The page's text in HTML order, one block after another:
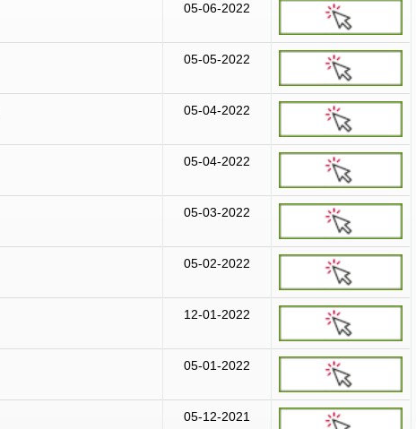
05-06-2022
05-05-2022
05-04-2022
05-04-2022
05-03-2022
05-02-2022
12-01-2022
05-01-2022
05-12-2021